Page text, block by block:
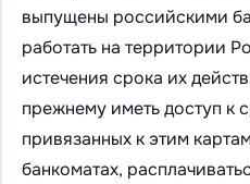
выпущены российскими
работать на территории
истечения срока их
прежнему иметь доступ к
привязанных к этим
банкоматах,